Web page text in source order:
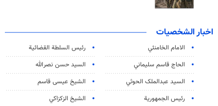
اخبار الشخصيات
الامام الخامنئي
رئیس السلطة القضائیة
الحاج قاسم سليماني
السيد حسن نصرالله
السید عبدالملک الحوثي
الشيخ عيسى قاسم
رئيس الجمهورية
الشيخ الزكزاكي